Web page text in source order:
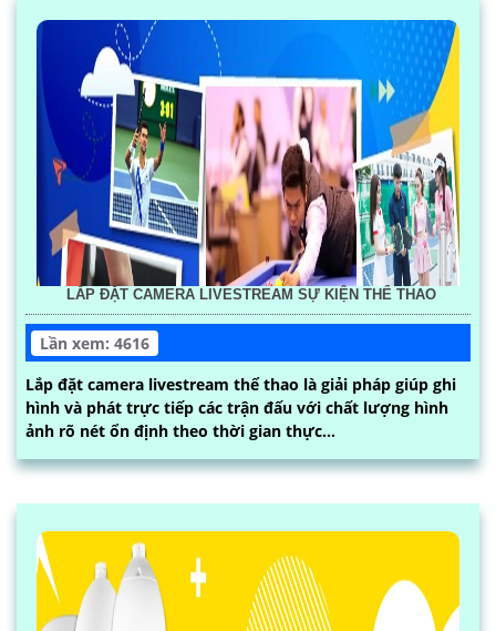
LẮP ĐẶT CAMERA LIVESTREAM SỰ KIỆN THỂ THAO
Lần xem: 4616
Lắp đặt camera livestream thể thao là giải pháp giúp ghi
hình và phát trực tiếp các trận đấu với chất lượng hình
ảnh rõ nét ổn định theo thời gian thực...